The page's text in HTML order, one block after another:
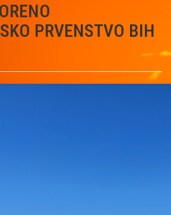
PRVENSTVO BIH